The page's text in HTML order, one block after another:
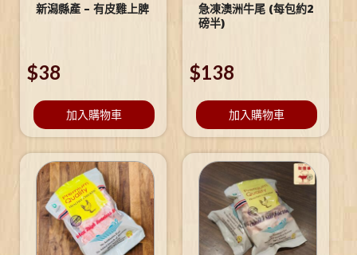
新潟縣產 – 有皮雞上脾
$38
加入購物車
急凍澳洲牛尾 (每包約2
磅半)
$138
加入購物車